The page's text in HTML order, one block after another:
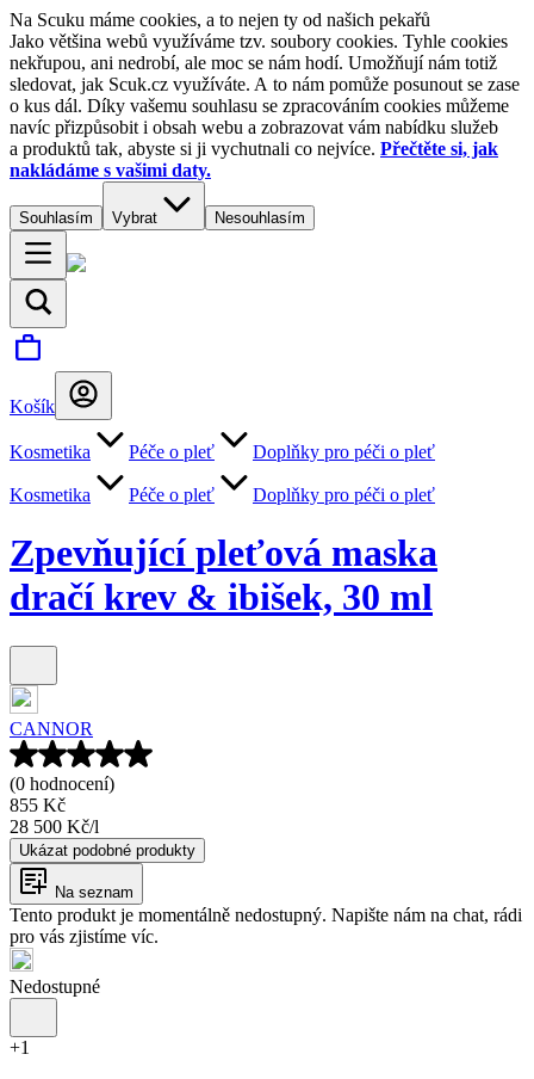
Na Scuku máme cookies, a to nejen ty od našich pekařů
Jako většina webů využíváme tzv. soubory cookies. Tyhle cookies
nekřupou, ani nedrobí, ale moc se nám hodí. Umožňují nám totiž
sledovat, jak Scuk.cz využíváte. A to nám pomůže posunout se zase
o kus dál. Díky vašemu souhlasu se zpracováním cookies můžeme
navíc přizpůsobit i obsah webu a zobrazovat vám nabídku služeb
a produktů tak, abyste si ji vychutnali co nejvíce. Přečtěte si, jak
nakládáme s vašimi daty.
Souhlasím Vybrat Nesouhlasím
Košík
Kosmetika Péče o pleť Doplňky pro péči o pleť
Kosmetika Péče o pleť Doplňky pro péči o pleť
Zpevňující pleťová maska
dračí krev & ibišek, 30 ml
CANNOR
(0 hodnocení)
855 Kč
28 500 Kč/l
Ukázat podobné produkty
Na seznam
Tento produkt je momentálně nedostupný. Napište nám na chat, rádi
pro vás zjistíme víc.
Nedostupné
+1